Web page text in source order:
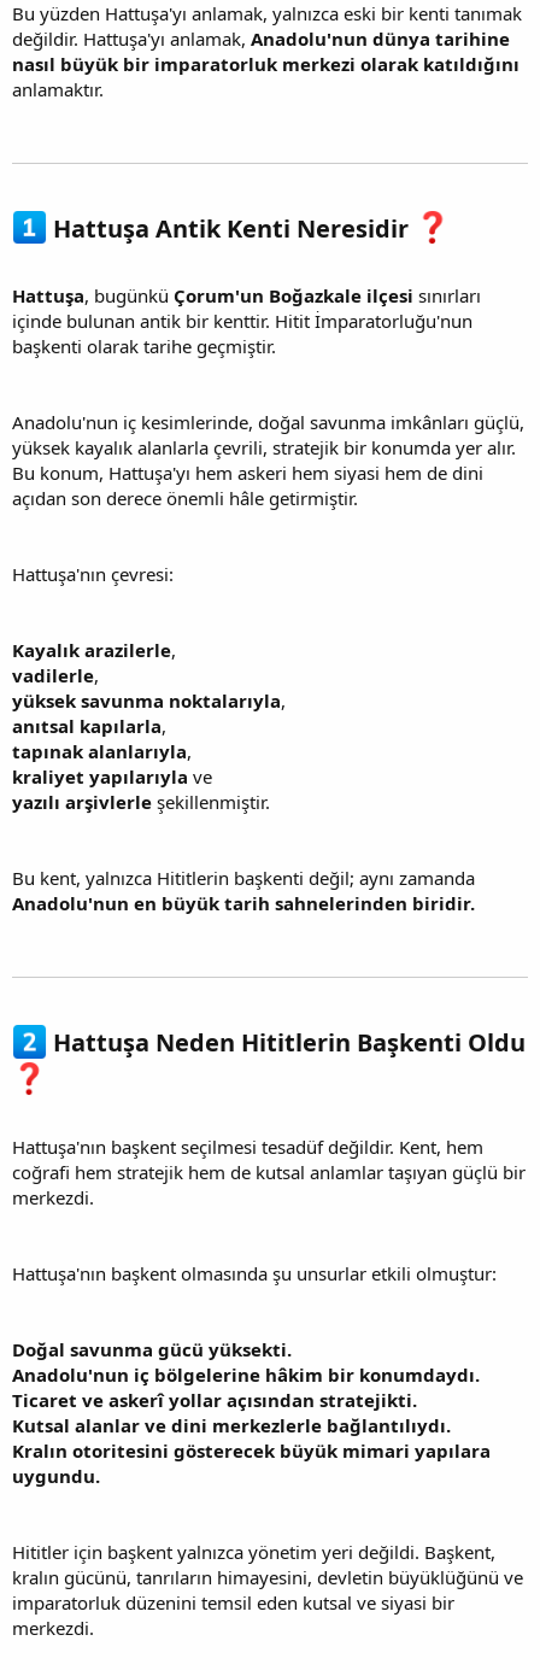
Bu yüzden Hattuşa'yı anlamak, yalnızca eski bir kenti tanımak
değildir. Hattuşa'yı anlamak, Anadolu'nun dünya tarihine
nasıl büyük bir imparatorluk merkezi olarak katıldığını
anlamaktır.
Hattuşa Antik Kenti Neresidir
Hattuşa, bugünkü Çorum'un Boğazkale ilçesi sınırları
içinde bulunan antik bir kenttir. Hitit İmparatorluğu'nun
başkenti olarak tarihe geçmiştir.
Anadolu'nun iç kesimlerinde, doğal savunma imkânları güçlü,
yüksek kayalık alanlarla çevrili, stratejik bir konumda yer alır.
Bu konum, Hattuşa'yı hem askeri hem siyasi hem de dini
açıdan son derece önemli hâle getirmiştir.
Hattuşa'nın çevresi:
Kayalık arazilerle,
vadilerle,
yüksek savunma noktalarıyla,
anıtsal kapılarla,
tapınak alanlarıyla,
kraliyet yapılarıyla ve
yazılı arşivlerle şekillenmiştir.
Bu kent, yalnızca Hititlerin başkenti değil; aynı zamanda
Anadolu'nun en büyük tarih sahnelerinden biridir.
Hattuşa Neden Hititlerin Başkenti Oldu
Hattuşa'nın başkent seçilmesi tesadüf değildir. Kent, hem
coğrafi hem stratejik hem de kutsal anlamlar taşıyan güçlü bir
merkezdi.
Hattuşa'nın başkent olmasında şu unsurlar etkili olmuştur:
Doğal savunma gücü yüksekti.
Anadolu'nun iç bölgelerine hâkim bir konumdaydı.
Ticaret ve askerî yollar açısından stratejikti.
Kutsal alanlar ve dini merkezlerle bağlantılıydı.
Kralın otoritesini gösterecek büyük mimari yapılara
uygundu.
Hititler için başkent yalnızca yönetim yeri değildi. Başkent,
kralın gücünü, tanrıların himayesini, devletin büyüklüğünü ve
imparatorluk düzenini temsil eden kutsal ve siyasi bir
merkezdi.